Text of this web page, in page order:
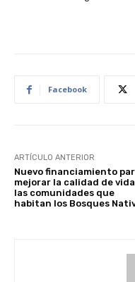
Facebook
ARTÍCULO ANTERIOR
Nuevo financiamiento
mejorar la calidad de
las comunidades que
habitan los Bosques